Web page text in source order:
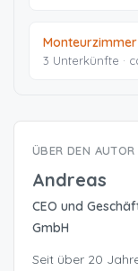
3 Unterkünfte ·
ÜBER DEN AUTOR
Andreas
CEO und
GmbH
Seit über 20